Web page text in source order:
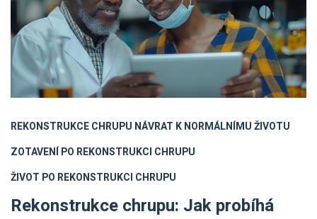
REKONSTRUKCE CHRUPU NÁVRAT K NORMÁLNÍMU ŽIVOTU
ZOTAVENÍ PO REKONSTRUKCI CHRUPU
ŽIVOT PO REKONSTRUKCI CHRUPU
Rekonstrukce chrupu: Jak probíhá